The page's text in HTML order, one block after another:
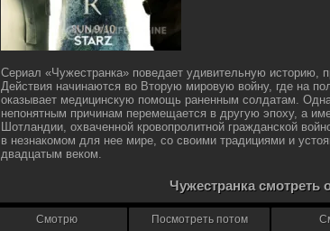
Сериал «Чужестранка» поведает удивительную
Действия начинаются во Вторую мировую войну, где на
оказывает медицинскую помощь раненным солдатам.
непонятным причинам перемещается в другую эпоху, а
Шотландии, охваченной кровопролитной гражданской
в незнакомом для нее мире, со своими традициями и
двадцатым веком.
Чужестранка смотреть
Смотрю Посмотреть потом